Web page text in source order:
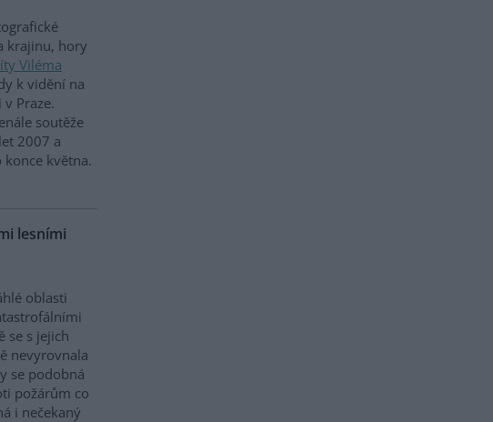
krajinu, hory
Viléma
k vidění na
Praze.
soutěže
2007 a
května.
lesními
oblasti
se s jejich
nevyrovnala
se podobná
požárům co
i nečekaný